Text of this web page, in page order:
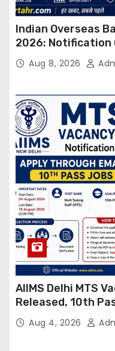
Indian Overseas
2026: Notification
OnlineAug 8, 2026
AIIMS Delhi MTS
Released, 10th
Through Email
Aug 4, 2026